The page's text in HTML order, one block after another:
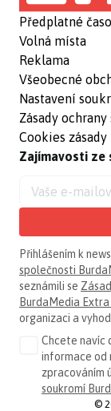
Předplatné
Volná místa
Reklama
Všeobecné
Nastavení
Zásady
Cookies zásady
Zajímavosti ze
Přihlášením k
společnosti
seznámili se
BurdaMedia Extra
organizaci a
Chcete navíc
informace od
zpracováním
soukromí
©